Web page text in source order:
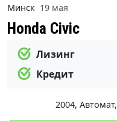
Минск 19 мая
Honda Civic
Лизинг
Кредит
2004, Автомат,